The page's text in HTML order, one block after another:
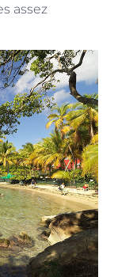
assez